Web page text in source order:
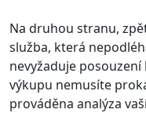
Na druhou stranu,
služba, která
nevyžaduje
výkupu nemusíte
prováděna analýza